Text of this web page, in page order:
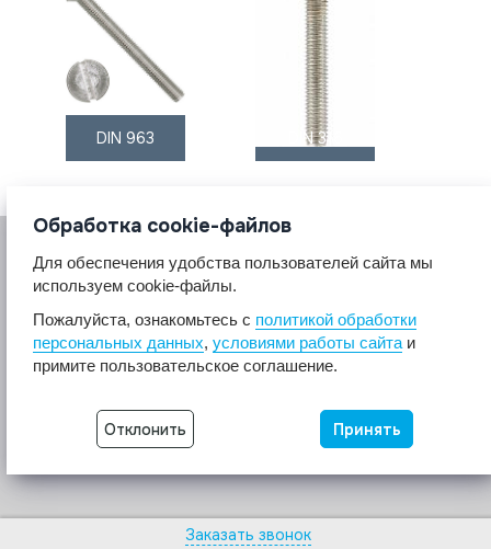
Заказать звонок
DIN 963 DIN 316
© 2017 A2A4
Крепеж из нержавеющей стали А2 А4.
Разработка сайта -
Неткам
Обработка cookie-файлов
Для обеспечения удобства пользователей сайта мы
используем cookie-файлы.
Пожалуйста, ознакомьтесь с политикой обработки
персональных данных, условиями работы сайта и
примите пользовательское соглашение.
Отклонить Принять